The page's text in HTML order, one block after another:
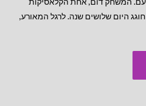
היום שלושים שנה. לרגל המאורע,